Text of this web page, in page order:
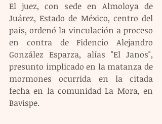
El juez, con sede en Almoloya de
Juárez, Estado de México, centro del
país, ordenó la vinculación a proceso
en contra de Fidencio Alejandro
González Esparza, alías "El Janos",
presunto implicado en la matanza de
mormones ocurrida en la citada
fecha en la comunidad La Mora, en
Bavispe.